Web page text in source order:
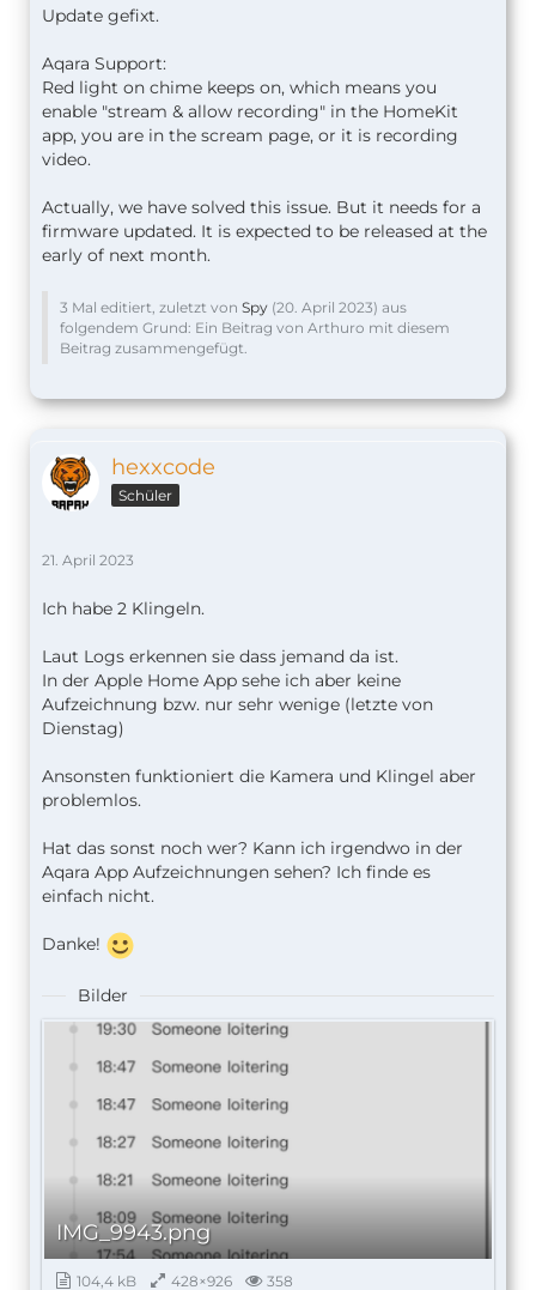
Update gefixt.
Aqara Support:
Red light on chime keeps on, which means you
enable "stream & allow recording" in the HomeKit
app, you are in the scream page, or it is recording
video.
Actually, we have solved this issue. But it needs for a
firmware updated. It is expected to be released at the
early of next month.
3 Mal editiert, zuletzt von Spy (20. April 2023) aus
folgendem Grund: Ein Beitrag von Arthuro mit diesem
Beitrag zusammengefügt.
hexxcode
Schüler
21. April 2023
Ich habe 2 Klingeln.
Laut Logs erkennen sie dass jemand da ist.
In der Apple Home App sehe ich aber keine
Aufzeichnung bzw. nur sehr wenige (letzte von
Dienstag)
Ansonsten funktioniert die Kamera und Klingel aber
problemlos.
Hat das sonst noch wer? Kann ich irgendwo in der
Aqara App Aufzeichnungen sehen? Ich finde es
einfach nicht.
Danke!
Bilder
IMG_9943.png
104,4 kB 428×926 358